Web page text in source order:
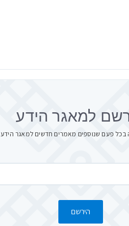
למאגר הידע
פעם שנוספים מאמרים חדשים למאגר הידע
הירשם